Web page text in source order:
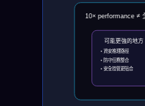
10× performance ≠
可能更強的地方
• 資安推理路徑
• 防守任務整合
• 安全控管更貼合